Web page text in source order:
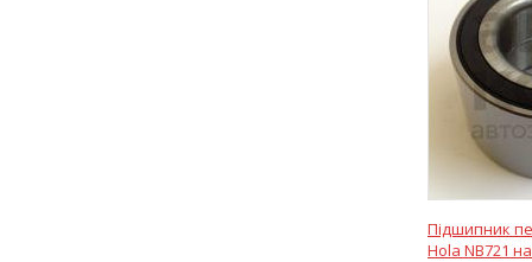
Підшипник
Hola NB721